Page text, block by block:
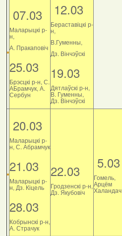
07.03
Маларыцкі р-
н,
А. Пракаповіч
25.03
Брэсцкі р-н, С.
АБрамчук, А.
Сербун
12.03
Бераставіцкі р-
н,
В.Гуменны,
Дз. Вінчэўскі
19.03
Дятлаўскі р-н,
В. Гуменны,
Дз. Вінчэўскі
20.03
Маларыцкі р-
н, С. Абрамчук
21.03
Маларыцкі р-
н, Дз. Кіцель
28.03
Кобрынскі р-н,
А. Страчук
22.03
Гродзенскі р-н,
Дз. Якубовіч
5.03
Гомель,
Арцём
Халандач